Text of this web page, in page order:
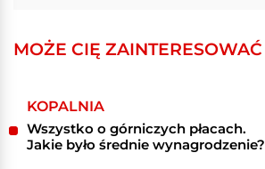
MOŻE CIĘ ZAINTERESOWAĆ
KOPALNIA
Wszystko o górniczych płacach.
Jakie było średnie wynagrodzenie?